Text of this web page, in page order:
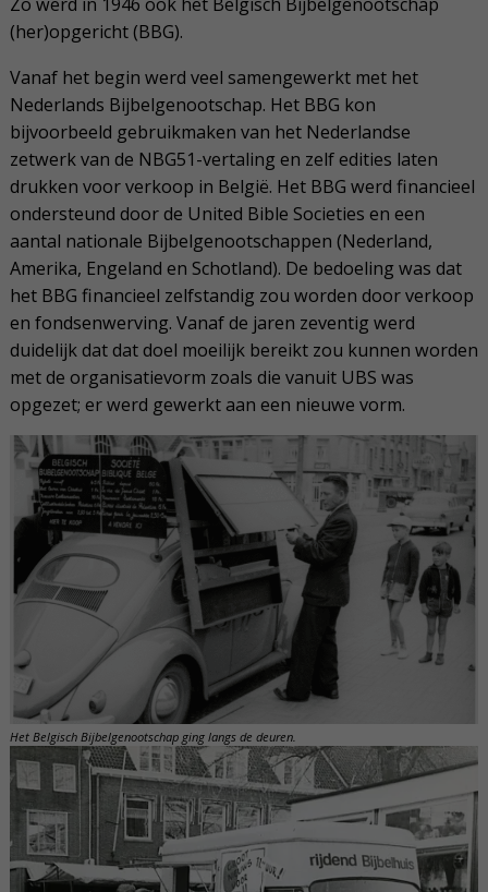
Zo werd in 1946 ook het Belgisch Bijbelgenootschap
(her)opgericht (BBG).
Vanaf het begin werd veel samengewerkt met het
Nederlands Bijbelgenootschap. Het BBG kon
bijvoorbeeld gebruikmaken van het Nederlandse
zetwerk van de NBG51-vertaling en zelf edities laten
drukken voor verkoop in België. Het BBG werd financieel
ondersteund door de United Bible Societies en een
aantal nationale Bijbelgenootschappen (Nederland,
Amerika, Engeland en Schotland). De bedoeling was dat
het BBG financieel zelfstandig zou worden door verkoop
en fondsenwerving. Vanaf de jaren zeventig werd
duidelijk dat dat doel moeilijk bereikt zou kunnen worden
met de organisatievorm zoals die vanuit UBS was
opgezet; er werd gewerkt aan een nieuwe vorm.
Het Belgisch Bijbelgenootschap ging langs de deuren.